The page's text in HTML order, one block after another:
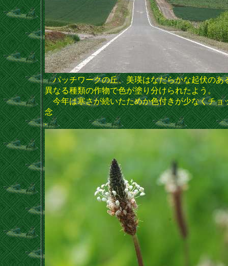
パッチワークの丘、美瑛はなだらかな起伏のあ
異なる種類の作物で色が塗り分けられたよう。
今年は寒さが続いたためか色付きが少なくチョ
念
.